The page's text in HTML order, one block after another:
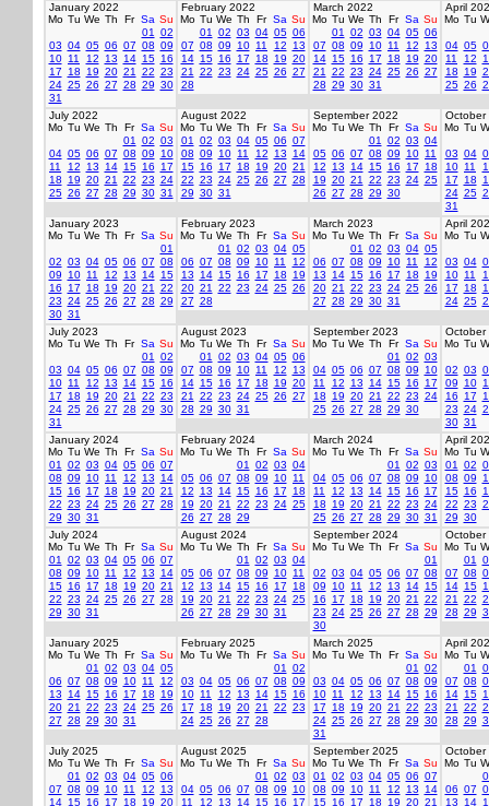
January 2022
Mo Tu We Th Fr Sa Su
01
02
03 04 05 06 07 08 09
10 11 12 13 14 15 16
17
18 19 20 21 22 23
24 25 26 27 28 29 30
31
February 2022
Mo Tu We Th Fr Sa Su
01
02 03 04 05 06
07 08 09 10 11 12
13
14 15 16 17 18 19 20
21
22 23 24 25 26 27
28
March 2022
Mo Tu We Th Fr Sa Su
01
02 03 04 05 06
07 08 09 10 11 12
13
14 15 16 17 18 19 20
21
22 23 24 25 26 27
28 29 30 31
April
Mo Tu
04 05
11
12
18
19
25 26
July 2022
Mo Tu We Th Fr Sa Su
01
02 03
04 05 06 07 08 09
10
11
12 13 14 15 16
17
18
19 20 21 22 23 24
25 26 27 28 29 30 31
August 2022
Mo Tu We Th Fr Sa Su
01
02 03 04 05 06 07
08 09 10 11 12 13
14
15 16 17 18 19 20 21
22 23 24 25 26 27 28
29 30 31
September 2022
Mo Tu We Th Fr Sa Su
01
02 03 04
05 06 07 08 09 10 11
12
13 14 15 16 17
18
19 20 21 22 23 24 25
26 27 28 29 30
October
Mo Tu
03 04
10 11
17
18
24 25
31
January 2023
Mo Tu We Th Fr Sa Su
01
02 03 04 05 06 07 08
09
10 11 12 13 14 15
16
17 18 19 20 21
22
23 24 25 26 27 28 29
30 31
February 2023
Mo Tu We Th Fr Sa Su
01
02 03 04 05
06 07 08 09 10 11
12
13
14 15 16 17 18
19
20 21 22 23 24 25 26
27 28
March 2023
Mo Tu We Th Fr Sa Su
01
02 03 04 05
06 07 08 09 10 11
12
13
14 15 16 17 18
19
20 21 22 23 24 25 26
27 28 29 30 31
April
Mo Tu
03 04
10 11
17
18
24 25
July 2023
Mo Tu We Th Fr Sa Su
01
02
03 04 05 06 07 08 09
10 11 12 13 14 15 16
17
18 19 20 21 22 23
24 25 26 27 28 29 30
31
August 2023
Mo Tu We Th Fr Sa Su
01
02 03 04 05 06
07 08 09 10 11 12
13
14 15 16 17 18 19 20
21
22 23 24 25 26 27
28 29 30 31
September 2023
Mo Tu We Th Fr Sa Su
01
02 03
04 05 06 07 08 09
10
11
12 13 14 15 16
17
18
19 20 21 22 23 24
25 26 27 28 29 30
October
Mo Tu
02 03
09
10
16
17
23 24
30 31
January 2024
Mo Tu We Th Fr Sa Su
01
02 03 04 05 06 07
08 09 10 11 12 13
14
15 16 17 18 19 20 21
22 23 24 25 26 27 28
29 30 31
February 2024
Mo Tu We Th Fr Sa Su
01
02 03 04
05 06 07 08 09 10 11
12
13 14 15 16 17
18
19 20 21 22 23 24 25
26 27 28 29
March 2024
Mo Tu We Th Fr Sa Su
01
02 03
04 05 06 07 08 09
10
11
12 13 14 15 16
17
18
19 20 21 22 23 24
25 26 27 28 29 30 31
April
Mo Tu
01
02
08 09
15 16
22 23
29 30
July 2024
Mo Tu We Th Fr Sa Su
01
02 03 04 05 06 07
08 09 10 11 12 13
14
15 16 17 18 19 20 21
22 23 24 25 26 27 28
29 30 31
August 2024
Mo Tu We Th Fr Sa Su
01
02 03 04
05 06 07 08 09 10 11
12
13 14 15 16 17
18
19 20 21 22 23 24 25
26 27 28 29 30 31
September 2024
Mo Tu We Th Fr Sa Su
01
02 03 04 05 06 07 08
09
10 11 12 13 14 15
16
17 18 19 20 21
22
23 24 25 26 27 28 29
30
October
Mo Tu
01
07 08
14 15
21
22
28 29
January 2025
Mo Tu We Th Fr Sa Su
01
02 03 04 05
06 07 08 09 10 11
12
13
14 15 16 17 18
19
20 21 22 23 24 25 26
27 28 29 30 31
February 2025
Mo Tu We Th Fr Sa Su
01
02
03 04 05 06 07 08 09
10 11 12 13 14 15 16
17
18 19 20 21 22 23
24 25 26 27 28
March 2025
Mo Tu We Th Fr Sa Su
01
02
03 04 05 06 07 08 09
10 11 12 13 14 15 16
17
18 19 20 21 22 23
24 25 26 27 28 29 30
31
April
Mo Tu
01
07 08
14 15
21
22
28 29
July 2025
Mo Tu We Th Fr Sa Su
01
02 03 04 05 06
07 08 09 10 11 12
13
14 15 16 17 18 19 20
August 2025
Mo Tu We Th Fr Sa Su
01
02 03
04 05 06 07 08 09
10
11
12 13 14 15 16 17
September 2025
Mo Tu We Th Fr Sa Su
01
02 03 04 05 06 07
08 09 10 11 12 13
14
15 16 17 18 19 20 21
October
Mo Tu
06 07
13
14